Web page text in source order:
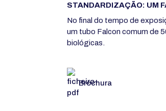
STANDARDIZAÇÃO: UM
No final do tempo de
um tubo Falcon comum de
biológicas.
Brochura